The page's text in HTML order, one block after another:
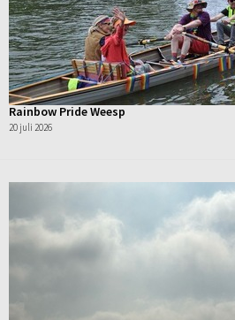
Rainbow Pride Weesp
20 juli 2026